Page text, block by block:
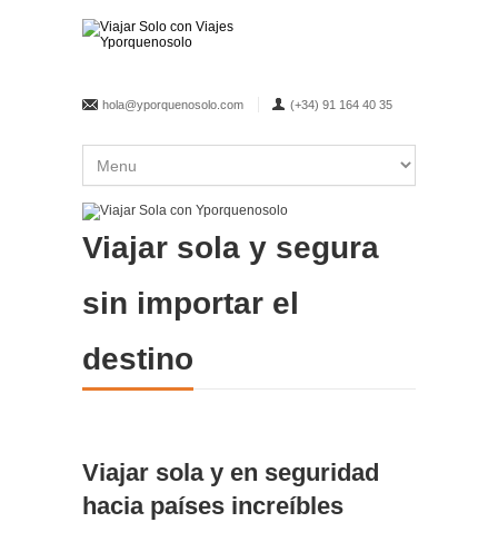
hola@yporquenosolo.com (+34) 91 164 40 35
Viajar sola y segura
sin importar el
destino
Viajar sola y en seguridad
hacia países increíbles